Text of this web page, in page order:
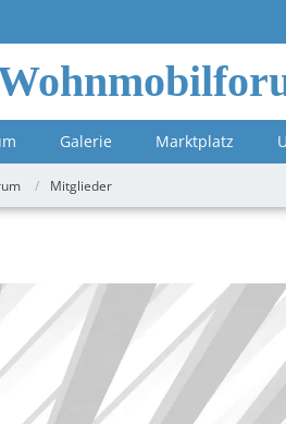
Galerie Marktplatz
Mitglieder